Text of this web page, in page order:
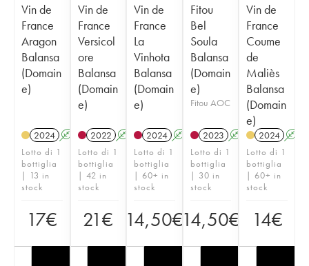
Vin de
France
Aragon
Balansa
(Domain
e)
2024 A K
Lotto di 1
bottiglia
| 13 in
stock
17€
Vin de
France
Versicol
ore
Balansa
(Domain
e)
2022 A
Lotto di 1
bottiglia
| 42 in
stock
21€
Vin de
France
La
Vinhota
Balansa
(Domain
e)
2024 A
Lotto di 1
bottiglia
| 60+ in
stock
14,50€
Fitou
Bel
Soula
Balansa
(Domain
e)
Fitou AOC
2023 A K
Lotto di 1
bottiglia
| 30 in
stock
14,50€
Vin de
France
Coume
de
Maliès
Balansa
(Domain
e)
2024 A
Lotto di 1
bottiglia
| 60+ in
stock
14€